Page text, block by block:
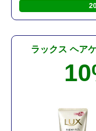
ラックス ヘア